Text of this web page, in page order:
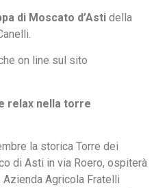
di Moscato d’Asti della
on line sul sito
relax nella torre
la storica Torre dei
di Asti in via Roero, ospiterà
Azienda Agricola Fratelli